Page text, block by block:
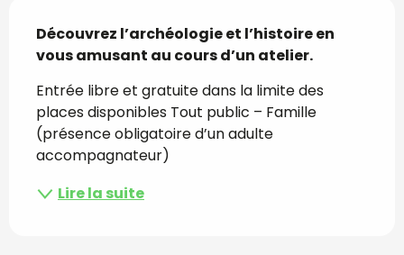
Description
Découvrez l’archéologie et l’histoire en
vous amusant au cours d’un atelier.
Entrée libre et gratuite dans la limite des
places disponibles Tout public – Famille
(présence obligatoire d’un adulte
accompagnateur)
Lire la suite